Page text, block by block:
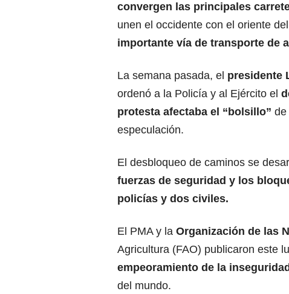
convergen las principales
unen el occidente con el oriente
importante vía de transporte de
La semana pasada, el presidente
ordenó a la Policía y al Ejército el
protesta afectaba el “bolsillo” de
especulación.
El desbloqueo de caminos se
fuerzas de seguridad y los
policías y dos civiles.
El PMA y la Organización de las
Agricultura (FAO) publicaron este
empeoramiento de la
del mundo.